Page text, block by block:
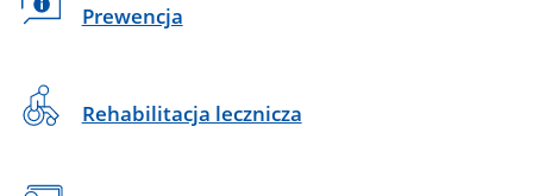
Prewencja
Rehabilitacja lecznicza